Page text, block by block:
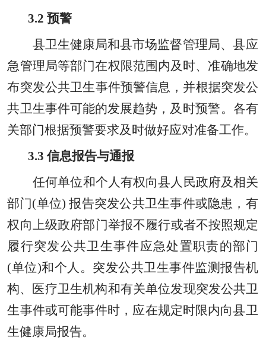
3.2预警
县卫生健康局和县市场监督管理局、县应
急管理局等部门在权限范围内及时、 准确地发
布突发公共卫生事件预警信息 ， 并根据突发公
共卫生事件可能的发展趋势 ， 及时预警。各有
关部门根据预警要求及时做好应对准备工作。
3.3信息报告与通报
任何单位和个人有权向县人民政府及相关
部门(单位) 报告突发公共卫生事件或隐患 ，有
权向上级政府部门举报不履行或者不按照规定
履行突发公共卫生事件应急处置职责的部门
(单位)和个人。突发公共卫生事件监测报告机
构、
医疗卫生机构和有关单位发现突发公共卫
生事件或可能事件时 ， 应在规定时限内向县卫
生健康局报告。